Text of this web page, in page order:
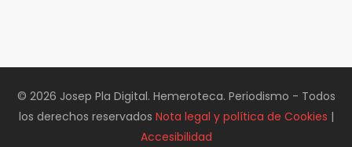
© 2026 Josep Pla Digital. Hemeroteca. Periodismo - Todos
los derechos reservados Nota legal y política de Cookies |
Accesibilidad